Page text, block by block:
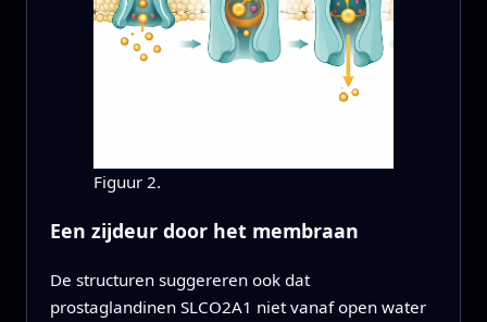
Figuur 2.
Een zijdeur door het membraan
De structuren suggereren ook dat
prostaglandinen SLCO2A1 niet vanaf open water